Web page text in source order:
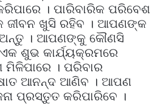
। ପାରିବାରିକ ପରିବେଶ
ଜୀବନ ଖୁସି ରହିବ । ଆପଣଙ୍କ
। ଆପଣଙ୍କୁ କୌଣସି
ଶୁଭ କାର୍ଯ୍ୟକ୍ରମରେ
। ପରିବାର
ଆନନ୍ଦ ଆଣିବ । ଆପଣ
ପ୍ରସ୍ତୁତ କରିପାରିବେ ।